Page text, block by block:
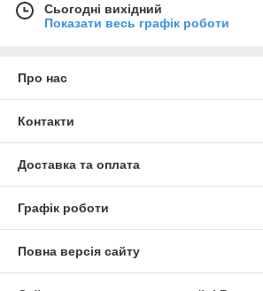
Сьогодні вихідний
Показати весь графік роботи
Про нас
Контакти
Доставка та оплата
Графік роботи
Повна версія сайту